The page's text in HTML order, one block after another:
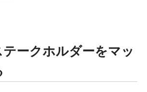
ークホルダーをマッ